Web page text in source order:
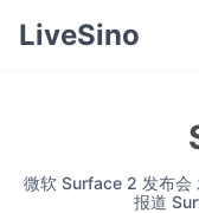
LiveSino
微软 Surface 2 发布会
报道